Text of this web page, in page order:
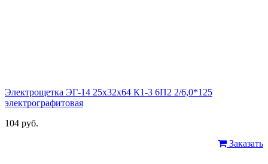
Электрощетка ЭГ-14 25х32х64 К1-3 6П2 2/6,0*125
электрографитовая
104 руб.
Заказать